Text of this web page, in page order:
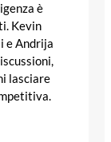
è
Kevin
e Andrija
lasciare